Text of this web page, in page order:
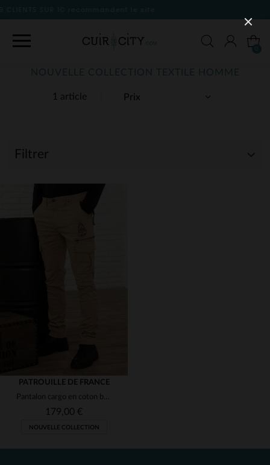
1 article
NOUVELLE COLLECTION TEXTILE HOMME
Filtrer
(1)
PATROUILLE DE FRANCE
Pantalon cargo en coton beige avec patchs
179,00 €
NOUVELLE COLLECTION